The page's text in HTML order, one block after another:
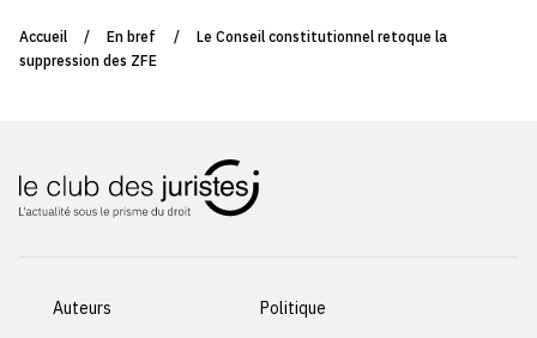
Accueil / En bref /
Le Conseil constitutionnel retoque la
suppression des ZFE
Auteurs
Politique